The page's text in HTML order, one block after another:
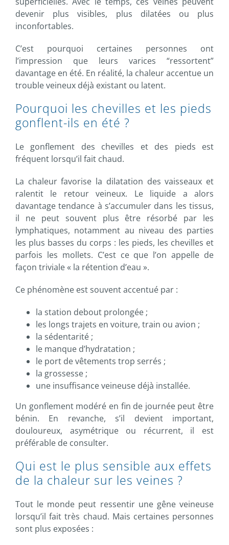
devenir plus visibles, plus dilatées ou plus
inconfortables.
C’est pourquoi certaines personnes ont
l’impression que leurs varices “ressortent”
davantage en été. En réalité, la chaleur accentue un
trouble veineux déjà existant ou latent.
Pourquoi les chevilles et les pieds
gonflent-ils en été ?
Le gonflement des chevilles et des pieds est
fréquent lorsqu’il fait chaud.
La chaleur favorise la dilatation des vaisseaux et
ralentit le retour veineux. Le liquide a alors
davantage tendance à s’accumuler dans les tissus,
il ne peut souvent plus être résorbé par les
lymphatiques, notamment au niveau des parties
les plus basses du corps : les pieds, les chevilles et
parfois les mollets. C’est ce que l’on appelle de
façon triviale « la rétention d’eau ».
Ce phénomène est souvent accentué par :
la station debout prolongée ;
les longs trajets en voiture, train ou avion ;
la sédentarité ;
le manque d’hydratation ;
le port de vêtements trop serrés ;
la grossesse ;
une insuffisance veineuse déjà installée.
Un gonflement modéré en fin de journée peut être
bénin. En revanche, s’il devient important,
douloureux, asymétrique ou récurrent, il est
préférable de consulter.
Qui est le plus sensible aux effets
de la chaleur sur les veines ?
Tout le monde peut ressentir une gêne veineuse
lorsqu’il fait très chaud. Mais certaines personnes
sont plus exposées :